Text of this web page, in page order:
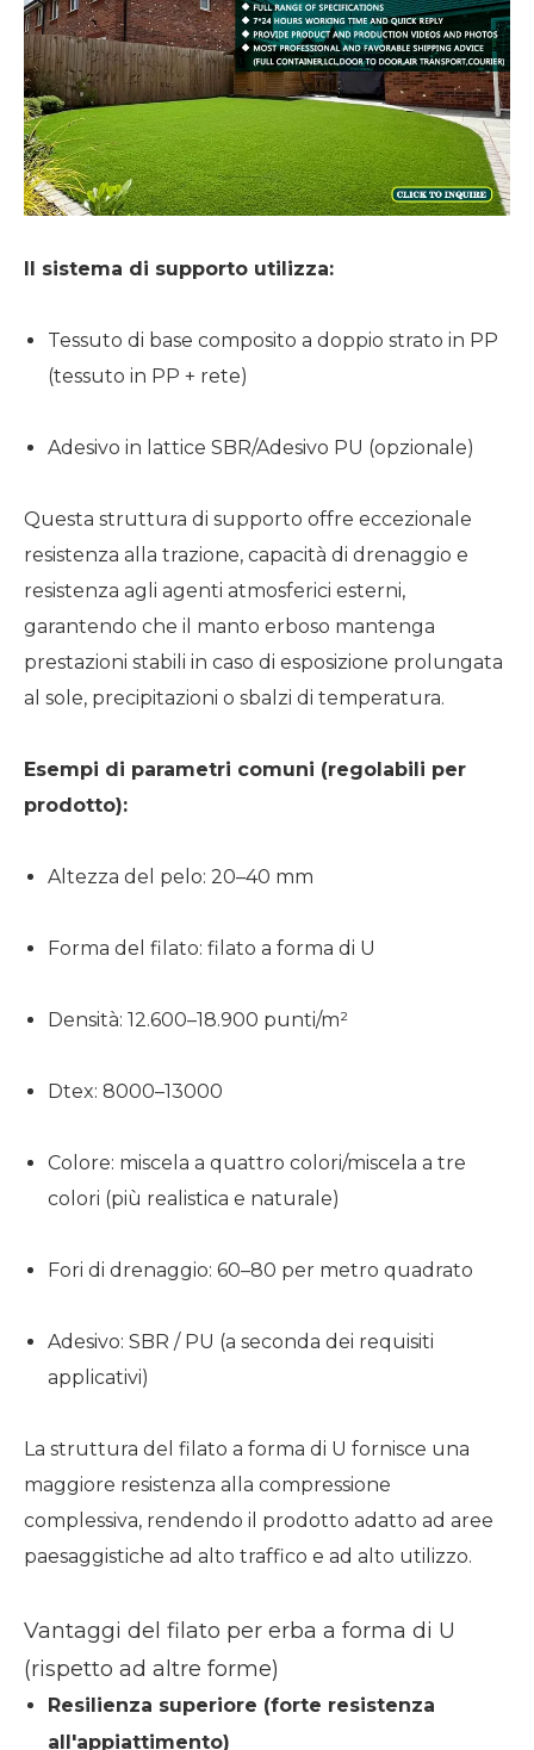
Il sistema di supporto utilizza:
Tessuto di base composito a doppio strato in PP
(tessuto in PP + rete)
Adesivo in lattice SBR/Adesivo PU (opzionale)
Questa struttura di supporto offre eccezionale
resistenza alla trazione, capacità di drenaggio e
resistenza agli agenti atmosferici esterni,
garantendo che il manto erboso mantenga
prestazioni stabili in caso di esposizione prolungata
al sole, precipitazioni o sbalzi di temperatura.
Esempi di parametri comuni (regolabili per
prodotto):
Altezza del pelo: 20–40 mm
Forma del filato: filato a forma di U
Densità: 12.600–18.900 punti/m²
Dtex: 8000–13000
Colore: miscela a quattro colori/miscela a tre
colori (più realistica e naturale)
Fori di drenaggio: 60–80 per metro quadrato
Adesivo: SBR / PU (a seconda dei requisiti
applicativi)
La struttura del filato a forma di U fornisce una
maggiore resistenza alla compressione
complessiva, rendendo il prodotto adatto ad aree
paesaggistiche ad alto traffico e ad alto utilizzo.
Vantaggi del filato per erba a forma di U
(rispetto ad altre forme)
Resilienza superiore (forte resistenza
all'appiattimento)